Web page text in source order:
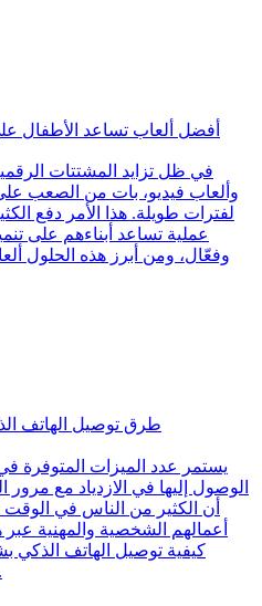
أفضل ألعاب تساعد الأطفال
في ظل تزايد المشتتات
وألعاب فيديو، بات من الصعب
لفترات طويلة. هذا الأمر دفع
عملية تساعد أبناءهم على
وفعّال، ومن أبرز هذه الحلول
طرق توصيل الهاتف
يستمر عدد الميزات المتوفرة
الوصول إليها في الازدياد مع
أن الكثير من الناس في الوقت
أعمالهم الشخصية والمهنية
كيفية توصيل الهاتف الذكي